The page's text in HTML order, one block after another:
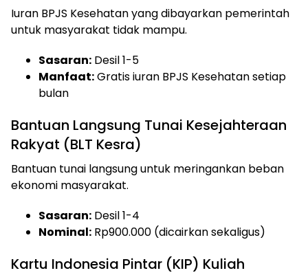
Iuran BPJS Kesehatan yang dibayarkan pemerintah
untuk masyarakat tidak mampu.
Sasaran: Desil 1-5
Manfaat:Gratis iuran BPJS Kesehatan setiap
bulan
Bantuan Langsung Tunai Kesejahteraan
Rakyat (BLT Kesra)
Bantuan tunai langsung untuk meringankan beban
ekonomi masyarakat.
Sasaran: Desil 1-4
Nominal: Rp900.000 (dicairkan sekaligus)
Kartu Indonesia Pintar (KIP) Kuliah